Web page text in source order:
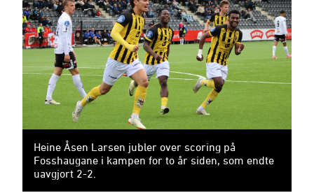
Heine Åsen Larsen jubler over scoring på
Fosshaugane i kampen for to år siden, som endte
uavgjort 2-2.